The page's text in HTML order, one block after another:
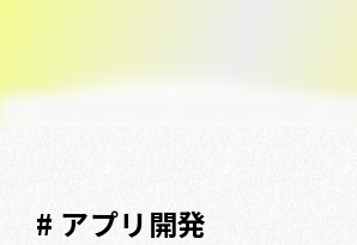
# アプリ開発